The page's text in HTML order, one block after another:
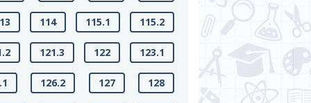
114 115.1 115.2
121.3 122 123.1
126.2 127 128